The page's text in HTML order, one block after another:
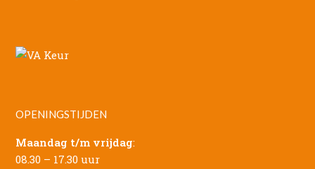
OPENINGSTIJDEN
Maandag t/m vrijdag:
08.30 – 17.30 uur